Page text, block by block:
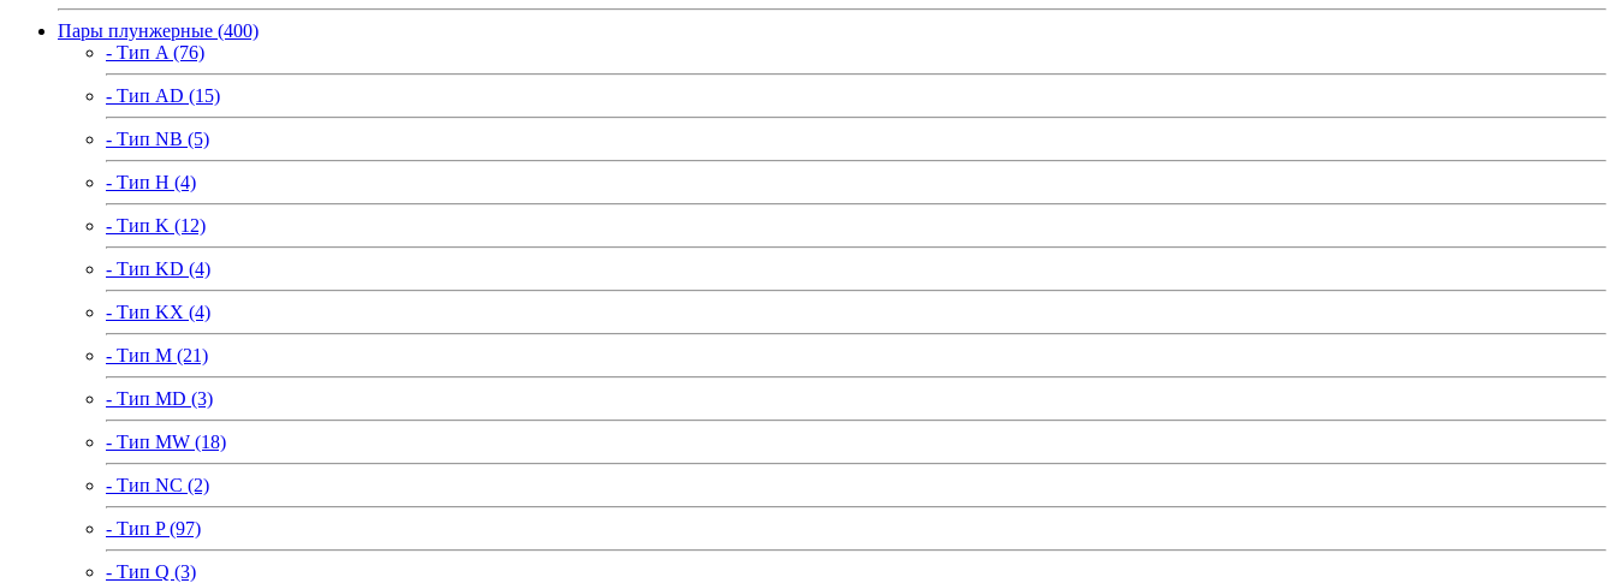
Пары плунжерные (400)
- Тип A (76)
- Тип AD (15)
- Тип NB (5)
- Тип H (4)
- Тип K (12)
- Тип KD (4)
- Тип KX (4)
- Тип M (21)
- Тип MD (3)
- Тип MW (18)
- Тип NC (2)
- Тип P (97)
- Тип Q (3)